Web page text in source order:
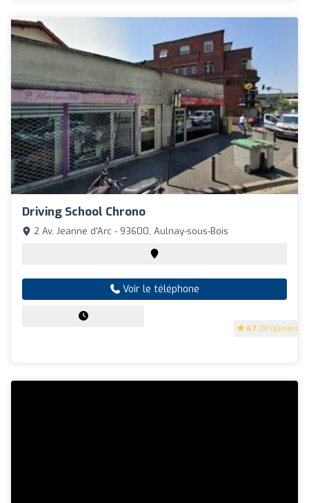
Driving School Chrono
4.7 (31 Opinions)
2 Av. Jeanne d'Arc - 93600, Aulnay-sous-Bois
Voir le téléphone